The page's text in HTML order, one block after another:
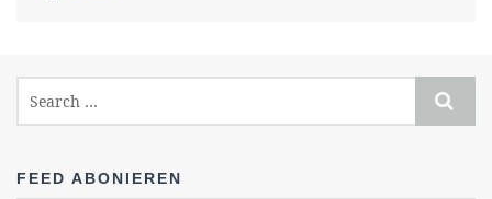
FEED ABONIEREN